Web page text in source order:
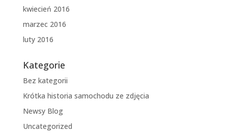
kwiecień 2016
marzec 2016
luty 2016
Kategorie
Bez kategorii
Krótka historia samochodu ze zdjęcia
Newsy Blog
Uncategorized